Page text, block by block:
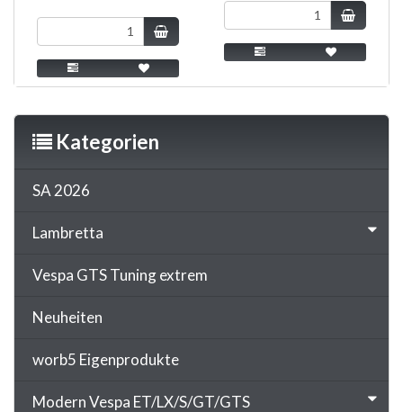
Kategorien
SA 2026
Lambretta
Vespa GTS Tuning extrem
Neuheiten
worb5 Eigenprodukte
Modern Vespa ET/LX/S/GT/GTS